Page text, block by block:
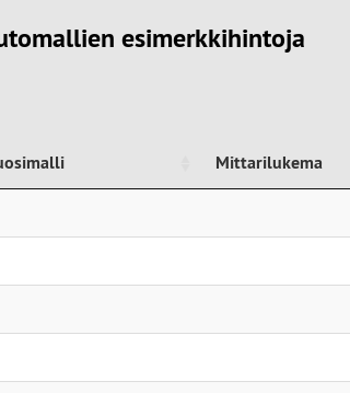
esimerkkihintoja
Mittarilukema